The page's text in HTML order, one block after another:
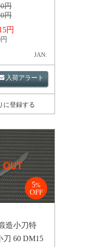
円
円
円
JAN:
入荷アラート
に登録する
5%
OFF
造小刀特
刀 60 DM15